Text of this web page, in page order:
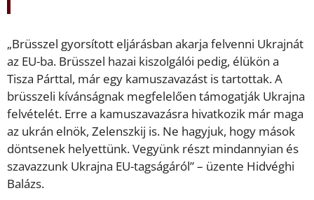
„Brüsszel gyorsított eljárásban akarja felvenni Ukrajnát
az EU-ba. Brüsszel hazai kiszolgálói pedig, élükön a
Tisza Párttal, már egy kamuszavazást is tartottak. A
brüsszeli kívánságnak megfelelően támogatják Ukrajna
felvételét. Erre a kamuszavazásra hivatkozik már maga
az ukrán elnök, Zelenszkij is. Ne hagyjuk, hogy mások
döntsenek helyettünk. Vegyünk részt mindannyian és
szavazzunk Ukrajna EU-tagságáról” – üzente Hidvéghi
Balázs.